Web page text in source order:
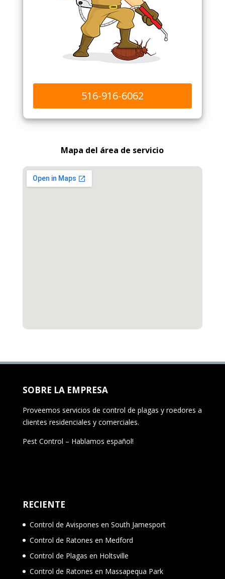
516-916-6062
Mapa del área de servicio
SOBRE LA EMPRESA
Proveemos servicios de control de plagas y roedores a
clientes residenciales y comerciales.
Pest Control – Hablamos español!
RECIENTE
Control de Avispones en South Jamesport
Control de Ratones en Medford
Control de Plagas en Holtsville
Control de Ratones en Massapequa Park